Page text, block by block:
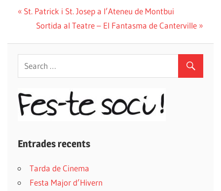
Navegació
d'entrades
Previous
Post:
St. Patrick i St. Josep a l’Ateneu de Montbui
Next
Sortida al Teatre – El Fantasma de Canterville
Entrades recents
Tarda de Cinema
Festa Major d’Hivern